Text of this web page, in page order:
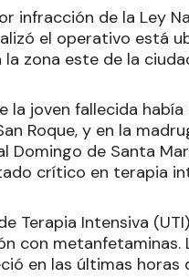
infracción de la Ley
el operativo está
la zona este de la
la joven fallecida
Roque, y en la
de Santa
crítico en terapia
Terapia Intensiva
con metanfetaminas.
en las últimas horas